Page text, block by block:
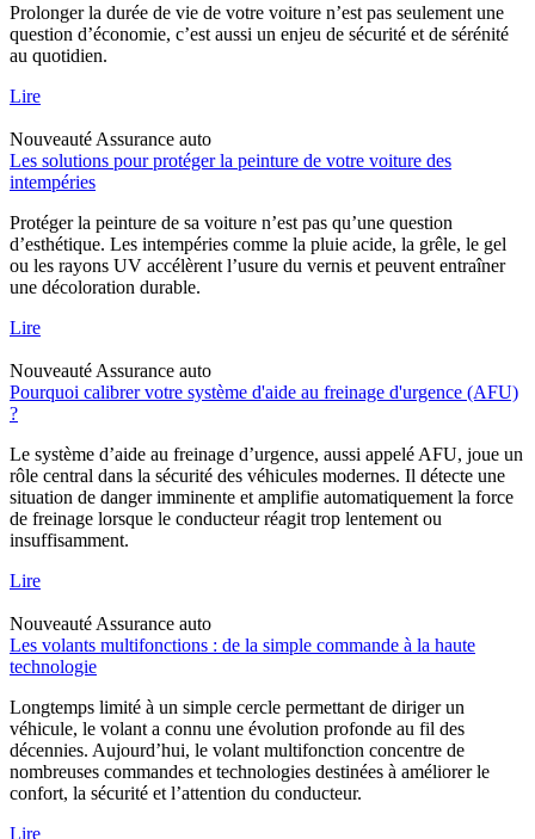
Prolonger la durée de vie de votre voiture n’est pas seulement une
question d’économie, c’est aussi un enjeu de sécurité et de sérénité
au quotidien.
Lire
Nouveauté Assurance auto
Les solutions pour protéger la peinture de votre voiture des
intempéries
Protéger la peinture de sa voiture n’est pas qu’une question
d’esthétique. Les intempéries comme la pluie acide, la grêle, le gel
ou les rayons UV accélèrent l’usure du vernis et peuvent entraîner
une décoloration durable.
Lire
Nouveauté Assurance auto
Pourquoi calibrer votre système d'aide au freinage d'urgence (AFU)
?
Le système d’aide au freinage d’urgence, aussi appelé AFU, joue un
rôle central dans la sécurité des véhicules modernes. Il détecte une
situation de danger imminente et amplifie automatiquement la force
de freinage lorsque le conducteur réagit trop lentement ou
insuffisamment.
Lire
Nouveauté Assurance auto
Les volants multifonctions : de la simple commande à la haute
technologie
Longtemps limité à un simple cercle permettant de diriger un
véhicule, le volant a connu une évolution profonde au fil des
décennies. Aujourd’hui, le volant multifonction concentre de
nombreuses commandes et technologies destinées à améliorer le
confort, la sécurité et l’attention du conducteur.
Lire